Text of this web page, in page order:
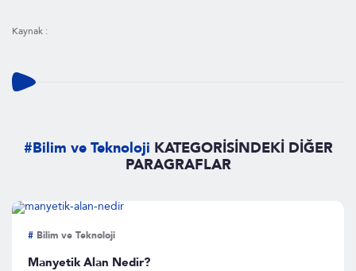
Kaynak :
#Bilim ve Teknoloji KATEGORİSİNDEKİ DİĞER
PARAGRAFLAR
# Bilim ve Teknoloji
Manyetik Alan Nedir?